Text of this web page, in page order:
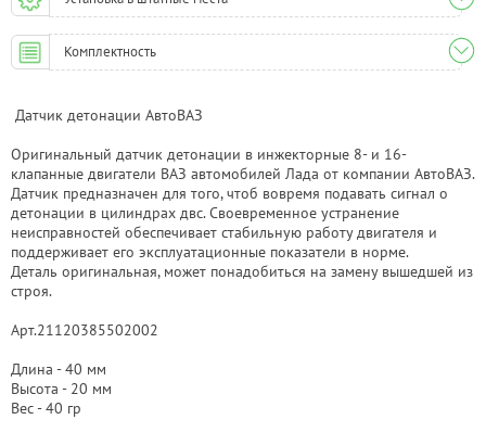
Комплектность
Датчик детонации АвтоВАЗ
Оригинальный датчик детонации в инжекторные 8- и 16-
клапанные двигатели ВАЗ автомобилей Лада от компании АвтоВАЗ.
Датчик предназначен для того, чтоб вовремя подавать сигнал о
детонации в цилиндрах двс. Своевременное устранение
неисправностей обеспечивает стабильную работу двигателя и
поддерживает его эксплуатационные показатели в норме.
Деталь оригинальная, может понадобиться на замену вышедшей из
строя.
Арт.21120385502002
Длина - 40 мм
Высота - 20 мм
Вес - 40 гр